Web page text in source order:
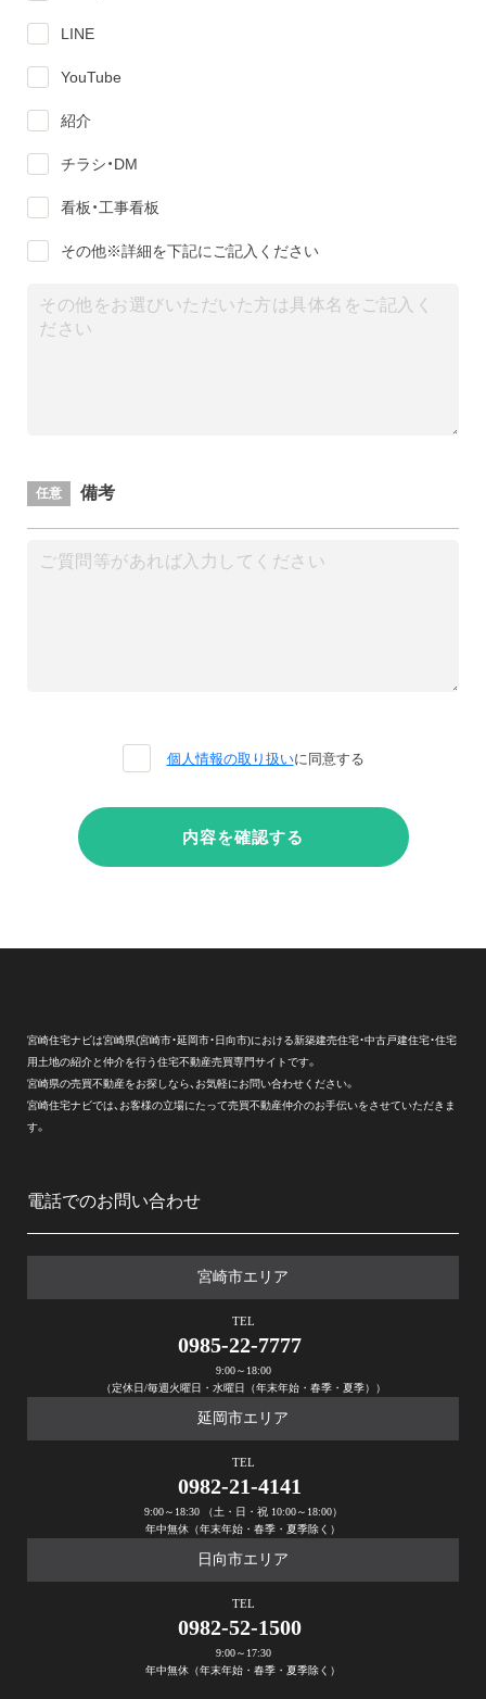
LINE
YouTube
紹介
チラシ・DM
看板・工事看板
その他※詳細を下記にご記入ください
任意 備考
個人情報の取り扱いに同意する
内容を確認する
宮崎住宅ナビは宮崎県(宮崎市・延岡市・日向市)における新築建売住宅・中古戸建住宅・住宅
用土地の紹介と仲介を行う住宅不動産売買専門サイトです。
宮崎県の売買不動産をお探しなら、お気軽にお問い合わせください。
宮崎住宅ナビでは、お客様の立場にたって売買不動産仲介のお手伝いをさせていただきま
す。
電話でのお問い合わせ
宮崎市エリア
TEL
0985-22-7777
9:00～18:00
（定休日/毎週火曜日・水曜日（年末年始・春季・夏季））
延岡市エリア
TEL
0982-21-4141
9:00～18:30 （土・日・祝 10:00～18:00）
年中無休（年末年始・春季・夏季除く）
日向市エリア
TEL
0982-52-1500
9:00～17:30
年中無休（年末年始・春季・夏季除く）